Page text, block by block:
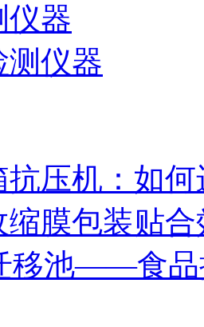
仪器
测仪器
抗压机：如
缩膜包装贴
移池——食品